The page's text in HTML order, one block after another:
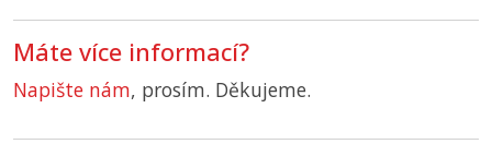
Máte více informací?
Napište nám, prosím. Děkujeme.